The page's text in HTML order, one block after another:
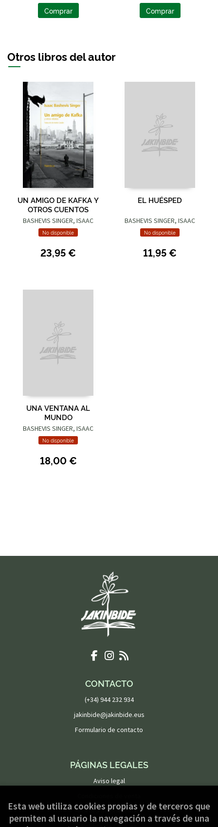
Comprar Comprar
Otros libros del autor
UN AMIGO DE KAFKA Y
OTROS CUENTOS
BASHEVIS SINGER, ISAAC
No disponible
23,95 €
EL HUÉSPED
BASHEVIS SINGER, ISAAC
No disponible
11,95 €
UNA VENTANA AL
MUNDO
BASHEVIS SINGER, ISAAC
No disponible
18,00 €
CONTACTO
(+34) 944 232 934
jakinbide@jakinbide.eus
Formulario de contacto
PÁGINAS LEGALES
Aviso legal
Política de privacidad
Esta web utiliza cookies propias y de terceros que
permiten al usuario la navegación a través de una